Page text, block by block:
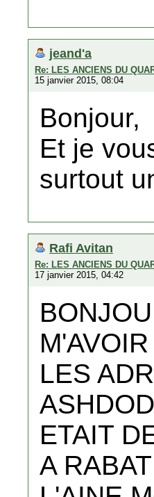
jeand'a
Re: LES ANCIENS DU
15 janvier 2015, 08:04
Bonjour,
Et je
surtout
Rafi Avitan
Re: LES ANCIENS DU
17 janvier 2015, 04:42
LES
ETAIT
A